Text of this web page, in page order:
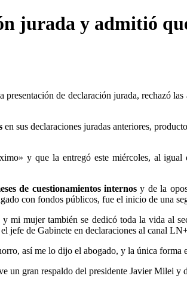
jurada y admitió
presentación de declaración jurada, rechazó
en sus declaraciones juradas anteriores,
y que la entregó este miércoles, al
de cuestionamientos internos y de la
con fondos públicos, fue el inicio de una
y mi mujer también se dedicó toda la vida al
jefe de Gabinete en declaraciones al canal
así me lo dijo el abogado, y la única forma
un gran respaldo del presidente Javier Milei y